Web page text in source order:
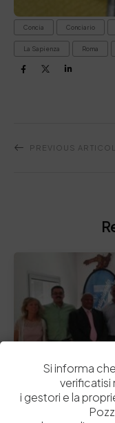
Concia Conciario
La Sapienza Roma
PREVIOUS
Si informa
verificatisi
i gestori e la